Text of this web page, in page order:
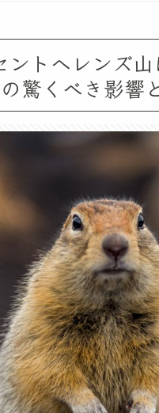
ントヘレンズ
驚くべき影響